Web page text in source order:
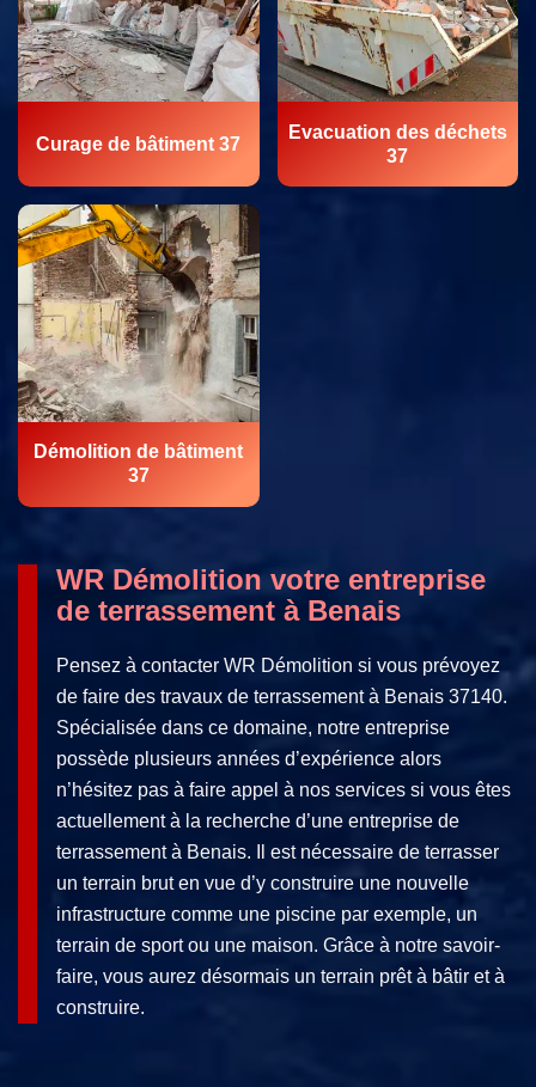
Curage de bâtiment 37
Evacuation des déchets
37
Démolition de bâtiment
37
WR Démolition votre entreprise
de terrassement à Benais
Pensez à contacter WR Démolition si vous prévoyez
de faire des travaux de terrassement à Benais 37140.
Spécialisée dans ce domaine, notre entreprise
possède plusieurs années d’expérience alors
n’hésitez pas à faire appel à nos services si vous êtes
actuellement à la recherche d’une entreprise de
terrassement à Benais. Il est nécessaire de terrasser
un terrain brut en vue d’y construire une nouvelle
infrastructure comme une piscine par exemple, un
terrain de sport ou une maison. Grâce à notre savoir-
faire, vous aurez désormais un terrain prêt à bâtir et à
construire.